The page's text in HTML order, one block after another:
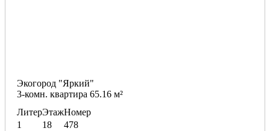
Экогород "Яркий"
3-комн. квартира 65.16 м²
Литер
1
Этаж
18
Номер
478